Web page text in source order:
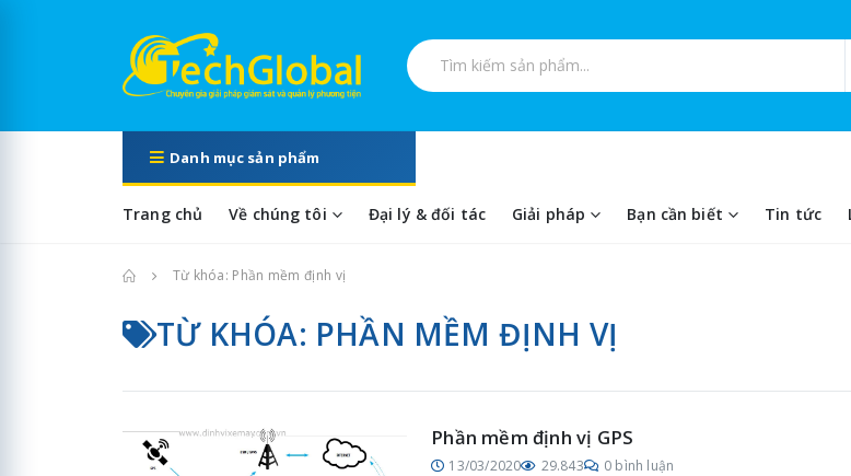
Tìm kiếm sản phẩm
Danh mục sản phẩm
Trang chủ Về chúng tôi Đại lý & đối tác Giải pháp Bạn cần biết Tin tức
Trang chủTừ khóa: Phần mềm định vị
TỪ KHÓA: PHẦN MỀM ĐỊNH VỊ
Phần mềm định vị GPS
13/03/2020 29.843 0 bình luận